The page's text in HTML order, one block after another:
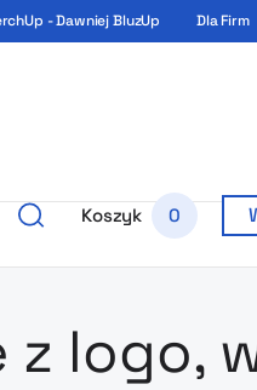
- Dawniej BluzUp Dla Firm
Koszyk 0
logo,